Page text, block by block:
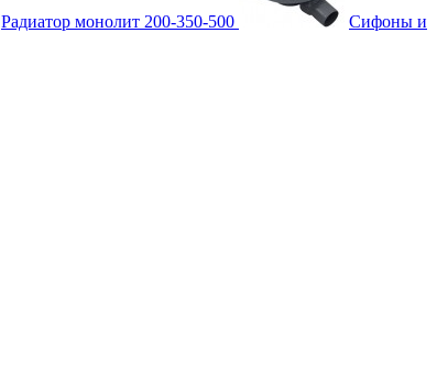
Радиатор монолит 200-350-500 Сифоны и